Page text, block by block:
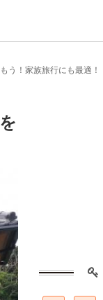
う！家族旅行にも最適！